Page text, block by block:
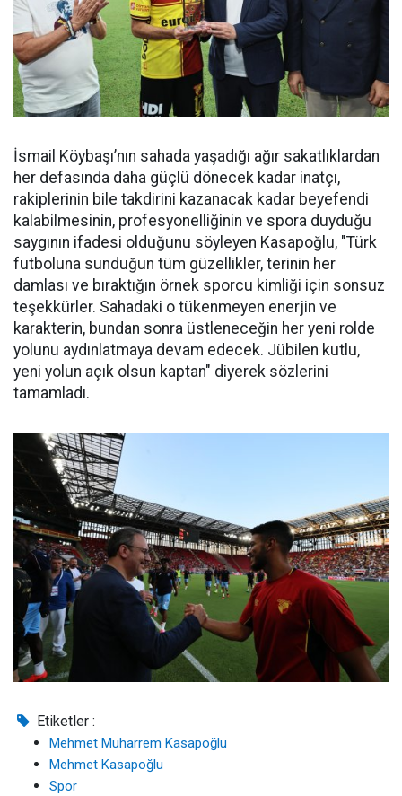
İsmail Köybaşı’nın sahada yaşadığı ağır sakatlıklardan
her defasında daha güçlü dönecek kadar inatçı,
rakiplerinin bile takdirini kazanacak kadar beyefendi
kalabilmesinin, profesyonelliğinin ve spora duyduğu
saygının ifadesi olduğunu söyleyen Kasapoğlu, "Türk
futboluna sunduğun tüm güzellikler, terinin her
damlası ve bıraktığın örnek sporcu kimliği için sonsuz
teşekkürler. Sahadaki o tükenmeyen enerjin ve
karakterin, bundan sonra üstleneceğin her yeni rolde
yolunu aydınlatmaya devam edecek. Jübilen kutlu,
yeni yolun açık olsun kaptan" diyerek sözlerini
tamamladı.
Etiketler :
Mehmet Muharrem Kasapoğlu
Mehmet Kasapoğlu
Spor